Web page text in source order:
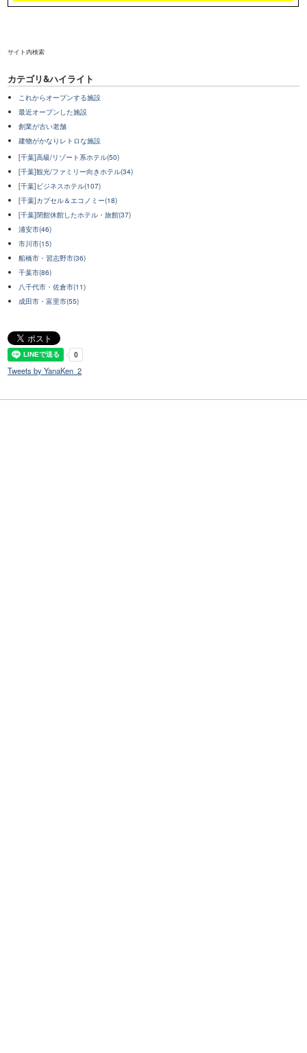
サイト内検索
カテゴリ&ハイライト
これからオープンする施設
最近オープンした施設
創業が古い老舗
建物がかなりレトロな施設
[千葉]高級/リゾート系ホテル(50)
[千葉]観光/ファミリー向きホテル(34)
[千葉]ビジネスホテル(107)
[千葉]カプセル＆エコノミー(18)
[千葉]閉館休館したホテル・旅館(37)
浦安市(46)
市川市(15)
船橋市・習志野市(36)
千葉市(86)
八千代市・佐倉市(11)
成田市・富里市(55)
Tweets by YanaKen_2